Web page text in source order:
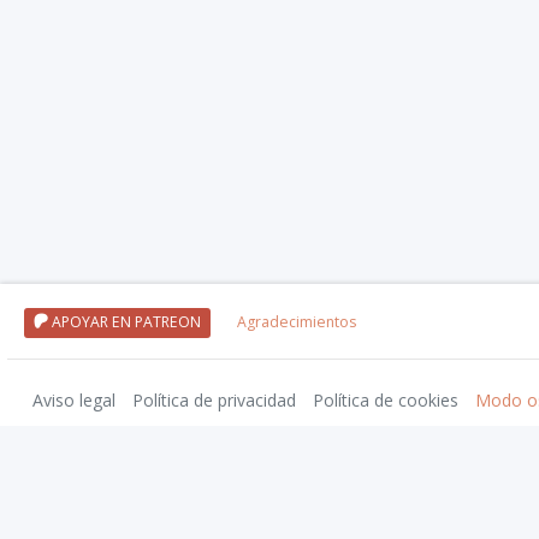
APOYAR EN PATREON Agradecimientos
Aviso legal Política de privacidad Política de cookies Modo